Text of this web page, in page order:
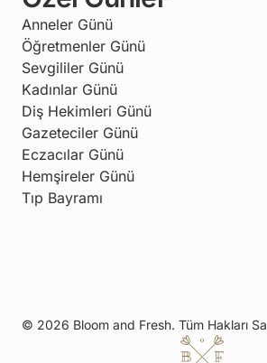
Anneler Günü
Öğretmenler Günü
Sevgililer Günü
Kadınlar Günü
Diş Hekimleri Günü
Gazeteciler Günü
Eczacılar Günü
Hemşireler Günü
Tıp Bayramı
© 2026 Bloom and Fresh. Tüm Hakları